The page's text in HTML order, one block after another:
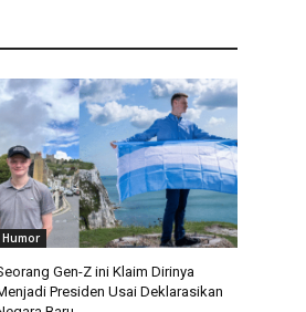
Humor
Gen-Z ini Klaim Dirinya
Presiden Usai Deklarasikan